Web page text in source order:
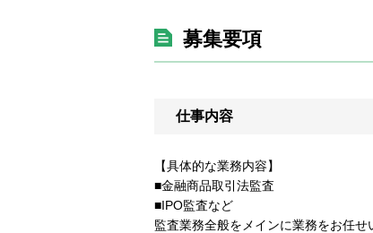
募集要項
仕事内容
【具体的な業務内容】
■金融商品取引法監査
■IPO監査など
監査業務全般をメインに業務をお任せ